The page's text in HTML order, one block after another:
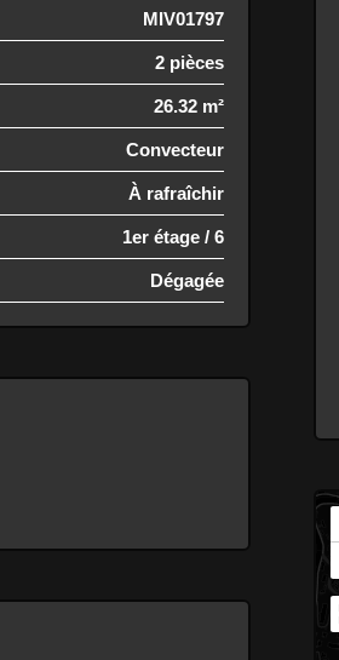
MIV01797
2 pièces
26.32 m²
Convecteur
À rafraîchir
1er étage / 6
Dégagée